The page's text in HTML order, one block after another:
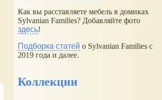
Как вы расставляете мебель в домиках
Sylvanian Families? Добавляйте фото
здесь!
Подборка статей о Sylvanian Families с
2019 года и далее.
Коллекции